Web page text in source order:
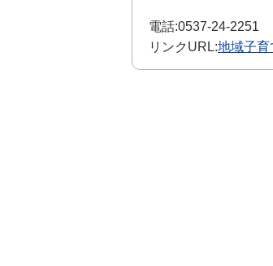
電話:0537-24-2251
リンクURL:地域子育